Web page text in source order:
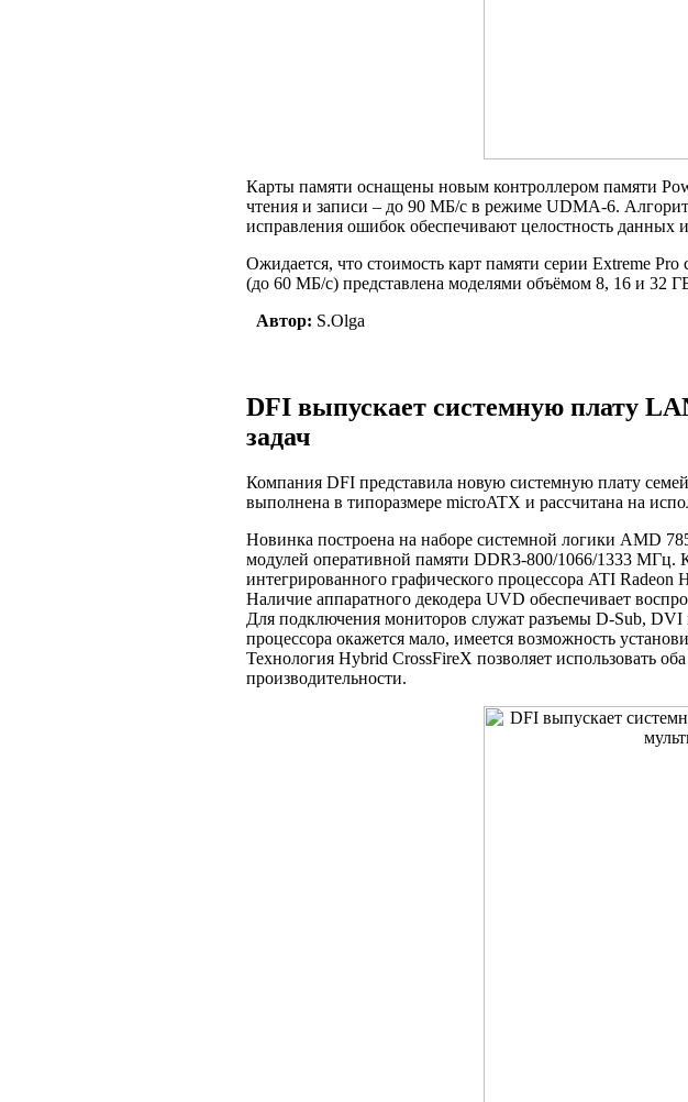
Карты памяти оснащены новым контроллером памяти
чтения и записи – до 90 МБ/с в режиме UDMA-6.
исправления ошибок обеспечивают целостность данных
Ожидается, что стоимость карт памяти серии Extreme
(до 60 МБ/с) представлена моделями объёмом 8, 16 и 32
Автор: S.Olga
DFI выпускает системную плату
задач
Компания DFI представила новую системную плату
выполнена в типоразмере microATX и рассчитана на
Новинка построена на наборе системной логики AMD
модулей оперативной памяти DDR3-800/1066/1333 МГц.
интегрированного графического процессора ATI
Наличие аппаратного декодера UVD обеспечивает
Для подключения мониторов служат разъемы D-Sub,
процессора окажется мало, имеется возможность
Технология Hybrid CrossFireX позволяет использовать
производительности.